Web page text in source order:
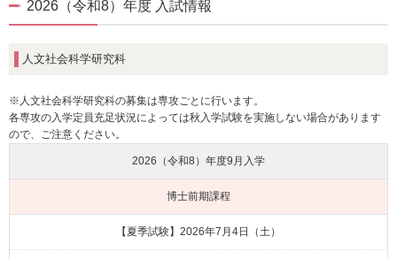
2026（令和8）年度 入試情報
人文社会科学研究科
※人文社会科学研究科の募集は専攻ごとに行います。
各専攻の入学定員充足状況によっては秋入学試験を実施しない場合があります
ので、ご注意ください。
2026（令和8）年度9月入学
博士前期課程
【夏季試験】2026年7月4日（土）